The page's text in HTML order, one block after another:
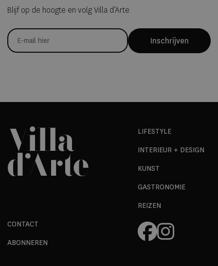
Blijf op de hoogte en volg Villa d’Arte
Inschrijven
LIFESTYLE
INTERIEUR + DESIGN
KUNST
GASTRONOMIE
REIZEN
CONTACT
ABONNEREN